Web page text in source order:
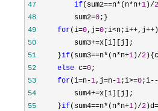
47
if(sum2==n*(n*n+1 )/2
48
         sum2=
0
49
for(i=0,j=0;i<n;i++,j++
50
         sum3+=
51
     }
if(sum3==n*(n*n+1 )/2
52
else c=0
53
for(i=n-1,j=n-1;i>=0
54
         sum4+=
55
     }
if(sum4==n*(n*n+1 )/2 )d=